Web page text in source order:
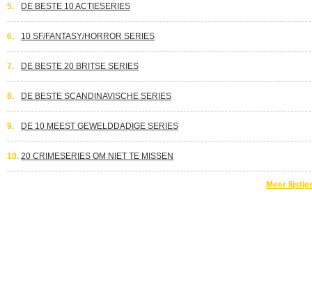
5. DE BESTE 10 ACTIESERIES
6. 10 SF/FANTASY/HORROR SERIES
7. DE BESTE 20 BRITSE SERIES
8. DE BESTE SCANDINAVISCHE SERIES
9. DE 10 MEEST GEWELDDADIGE SERIES
10. 20 CRIMESERIES OM NIET TE MISSEN
Meer